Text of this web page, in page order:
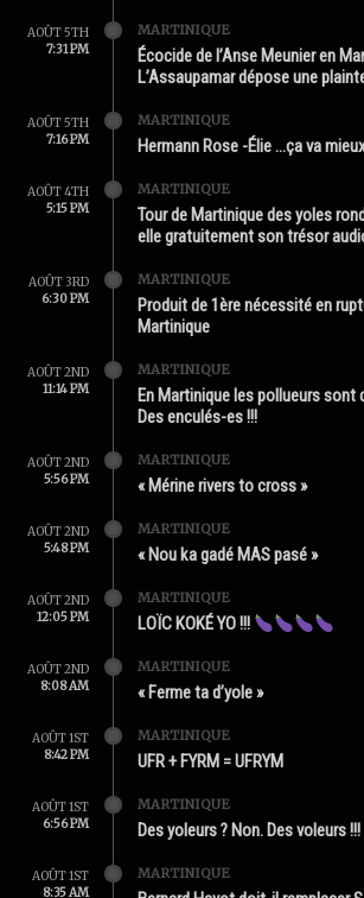
AOÛT 5TH
7:31 PM
MARTINIQUE
Écocide de l’Anse Meunier en
L’Assaupamar dépose une
AOÛT 5TH
7:16 PM
MARTINIQUE
Hermann Rose -Élie …ça va
AOÛT 4TH
5:15 PM
MARTINIQUE
Tour de Martinique des yoles
elle gratuitement son trésor
AOÛT 3RD
6:30 PM
MARTINIQUE
Produit de 1ère nécessité en
Martinique
AOÛT 2ND
11:14 PM
MARTINIQUE
En Martinique les pollueurs sont
Des enculés-es !!!
AOÛT 2ND
5:56 PM
MARTINIQUE
« Mérine rivers to cross »
AOÛT 2ND
5:48 PM
MARTINIQUE
« Nou ka gadé MAS pasé »
AOÛT 2ND
12:05 PM
MARTINIQUE
LOÏC KOKÉ YO !!!
AOÛT 2ND
8:08 AM
MARTINIQUE
« Ferme ta d’yole »
AOÛT 1ST
8:42 PM
MARTINIQUE
UFR + FYRM = UFRYM
AOÛT 1ST
6:56 PM
MARTINIQUE
Des yoleurs ? Non. Des voleurs !!!
AOÛT 1ST
8:35 AM
MARTINIQUE